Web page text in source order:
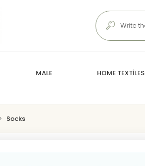
MALE HOME TEXTİLES
Socks